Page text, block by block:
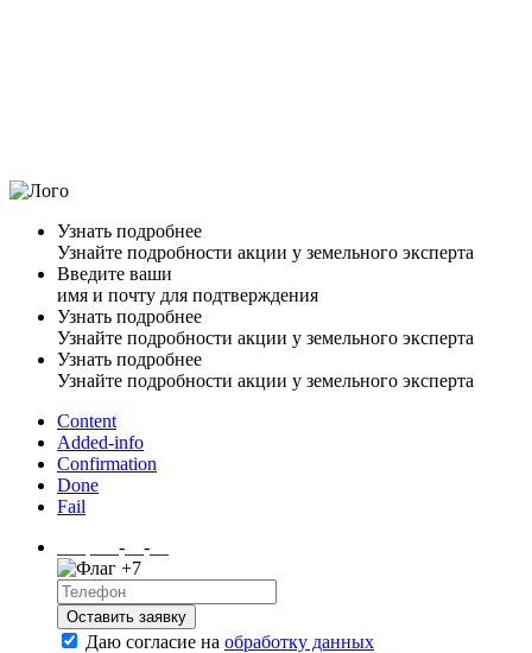
Узнать подробнее
Узнайте подробности акции у земельного эксперта
Введите ваши
имя и почту для подтверждения
Узнать подробнее
Узнайте подробности акции у земельного эксперта
Узнать подробнее
Узнайте подробности акции у земельного эксперта
Content
Added-info
Confirmation
Done
Fail
___ ___-__-__
+7
Оставить заявку
Даю согласие на обработку данных